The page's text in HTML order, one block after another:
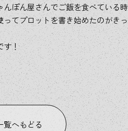
ぽん屋さんでご飯を食べている時
てプロットを書き始めたのがきっ
す！
覧へもどる